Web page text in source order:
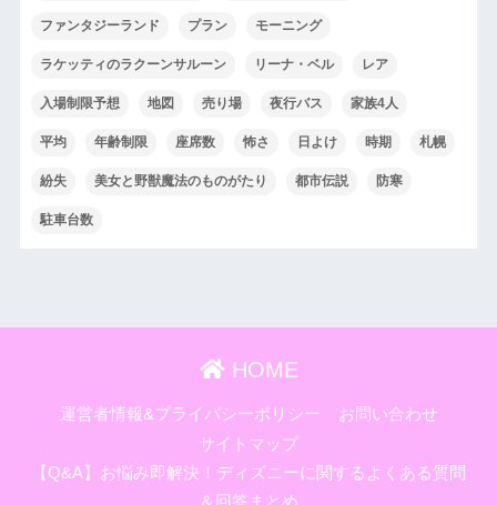
ファンタジーランド プラン モーニング
ラケッティのラクーンサルーン リーナ・ベル レア
入場制限予想 地図 売り場 夜行バス 家族4人
平均 年齢制限 座席数 怖さ 日よけ 時期 札幌
紛失 美女と野獣魔法のものがたり 都市伝説 防寒
駐車台数
HOME
運営者情報&プライバシーポリシー
お問い合わせ
サイトマップ
【Q&A】お悩み即解決！ディズニーに関するよくある質問